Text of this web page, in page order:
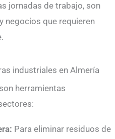
jornadas de trabajo, son
negocios que requieren
industriales en Almería
herramientas
Para eliminar residuos de